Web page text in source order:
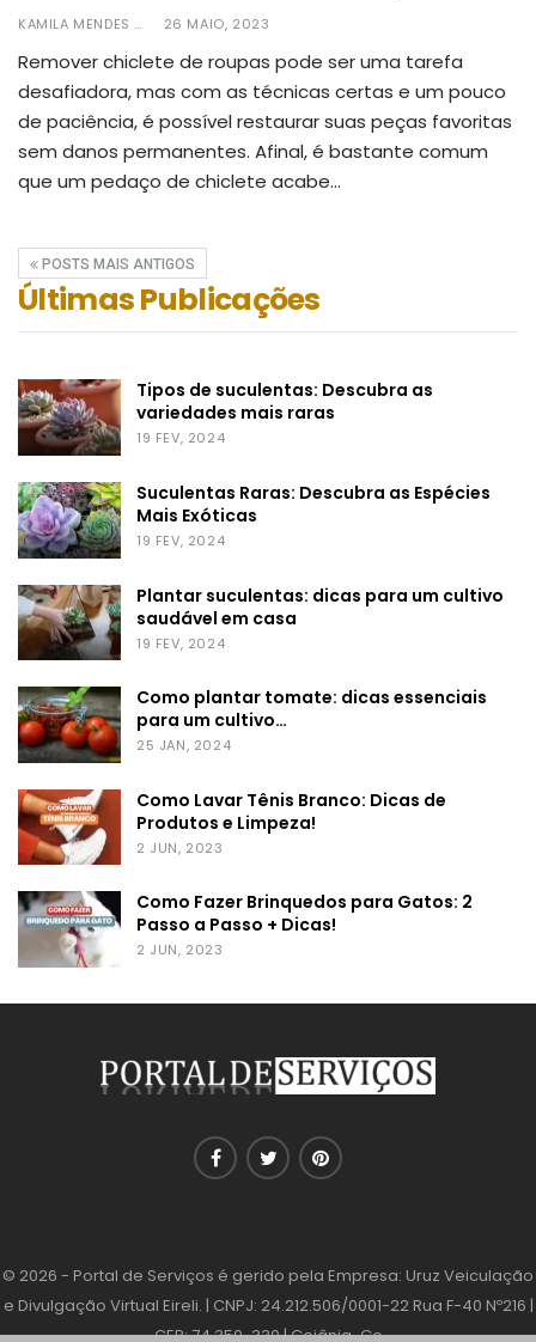
KAMILA MENDES 26 MAIO, 2023
Remover chiclete de roupas pode ser uma tarefa
desafiadora, mas com as técnicas certas e um pouco
de paciência, é possível restaurar suas peças favoritas
sem danos permanentes. Afinal, é bastante comum
que um pedaço de chiclete acabe…
POSTS MAIS ANTIGOS
Últimas Publicações
Tipos de suculentas: Descubra as
variedades mais raras
19 FEV, 2024
Suculentas Raras: Descubra as Espécies
Mais Exóticas
19 FEV, 2024
Plantar suculentas: dicas para um cultivo
saudável em casa
19 FEV, 2024
Como plantar tomate: dicas essenciais
para um cultivo…
25 JAN, 2024
Como Lavar Tênis Branco: Dicas de
Produtos e Limpeza!
2 JUN, 2023
Como Fazer Brinquedos para Gatos: 2
Passo a Passo + Dicas!
2 JUN, 2023
© 2026 - Portal de Serviços é gerido pela Empresa: Uruz Veiculação
e Divulgação Virtual Eireli. | CNPJ: 24.212.506/0001-22 Rua F-40 Nº216 |
CEP: 74.350-330 | Goiânia-Go